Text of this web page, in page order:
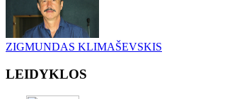
ZIGMUNDAS KLIMAŠEVSKIS
LEIDYKLOS